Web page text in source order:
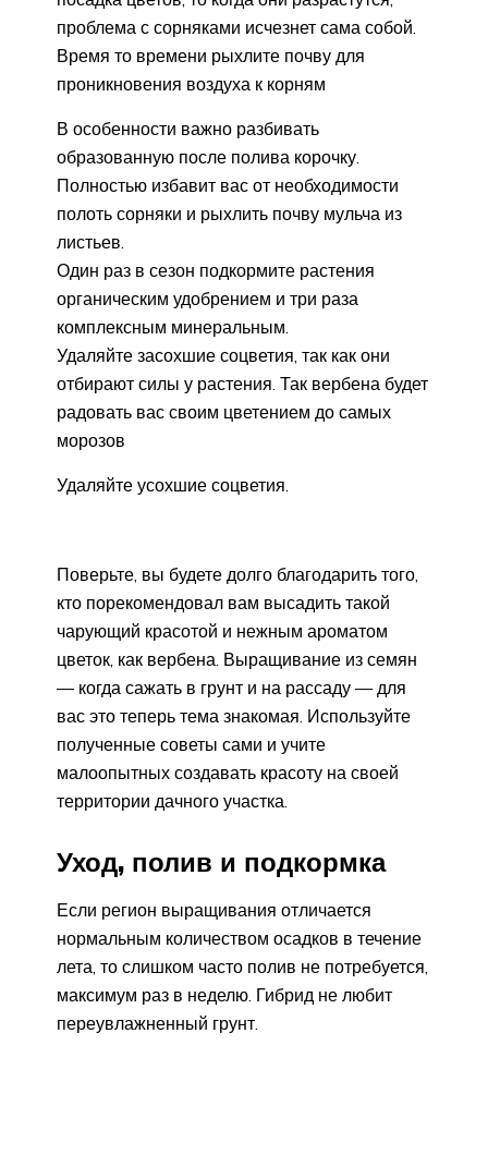
проблема с сорняками исчезнет сама собой.
Время то времени рыхлите почву для
проникновения воздуха к корням
В особенности важно разбивать
образованную после полива корочку.
Полностью избавит вас от необходимости
полоть сорняки и рыхлить почву мульча из
листьев.
Один раз в сезон подкормите растения
органическим удобрением и три раза
комплексным минеральным.
Удаляйте засохшие соцветия, так как они
отбирают силы у растения. Так вербена будет
радовать вас своим цветением до самых
морозов
Удаляйте усохшие соцветия.
Поверьте, вы будете долго благодарить того,
кто порекомендовал вам высадить такой
чарующий красотой и нежным ароматом
цветок, как вербена. Выращивание из семян
— когда сажать в грунт и на рассаду — для
вас это теперь тема знакомая. Используйте
полученные советы сами и учите
малоопытных создавать красоту на своей
территории дачного участка.
Уход, полив и подкормка
Если регион выращивания отличается
нормальным количеством осадков в течение
лета, то слишком часто полив не потребуется,
максимум раз в неделю. Гибрид не любит
переувлажненный грунт.